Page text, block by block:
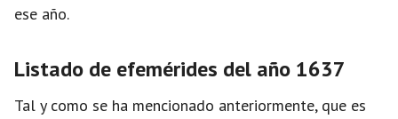
ese año.
Listado de efemérides del año 1637
Tal y como se ha mencionado anteriormente, que es